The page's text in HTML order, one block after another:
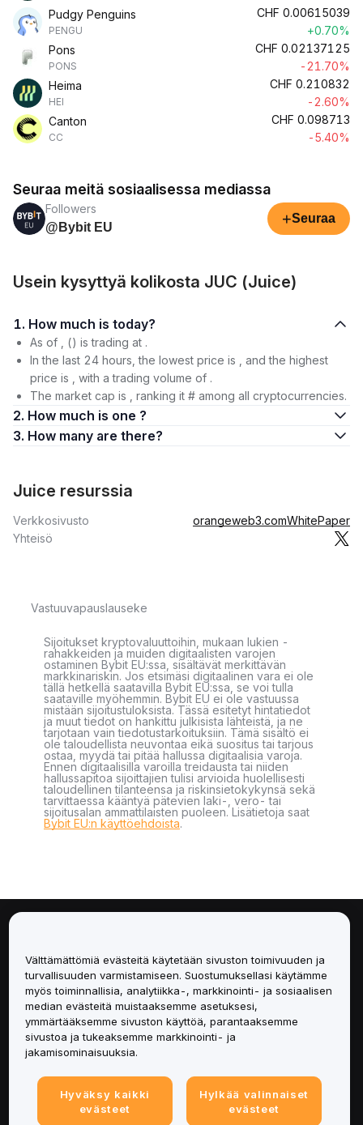
Pudgy Penguins
PENGU
CHF 0.00615039
+0.70%
Pons
PONS
CHF 0.02137125
-21.70%
Heima
HEI
CHF 0.210832
-2.60%
Canton
CC
CHF 0.098713
-5.40%
Seuraa meitä sosiaalisessa mediassa
Followers
@Bybit EU
+Seuraa
Usein kysyttyä kolikosta JUC (Juice)
1. How much is today?
As of , () is trading at .
In the last 24 hours, the lowest price is , and the highest
price is , with a trading volume of .
The market cap is , ranking it # among all cryptocurrencies.
2. How much is one ?
3. How many are there?
Juice resurssia
Verkkosivusto orangeweb3.comWhitePaper
Yhteisö
Vastuuvapauslauseke
Sijoitukset kryptovaluuttoihin, mukaan lukien -
rahakkeiden ja muiden digitaalisten varojen
ostaminen Bybit EU:ssa, sisältävät merkittävän
markkinariskin. Jos etsimäsi digitaalinen vara ei ole
tällä hetkellä saatavilla Bybit EU:ssa, se voi tulla
saataville myöhemmin. Bybit EU ei ole vastuussa
mistään sijoitustuloksista. Tässä esitetyt hintatiedot
ja muut tiedot on hankittu julkisista lähteistä, ja ne
tarjotaan vain tiedotustarkoituksiin. Tämä sisältö ei
ole taloudellista neuvontaa eikä suositus tai tarjous
ostaa, myydä tai pitää hallussa digitaalisia varoja.
Ennen digitaalisilla varoilla treidausta tai niiden
hallussapitoa sijoittajien tulisi arvioida huolellisesti
taloudellinen tilanteensa ja riskinsietokykynsä sekä
tarvittaessa kääntyä pätevien laki-, vero- tai
sijoitusalan ammattilaisten puoleen. Lisätietoja saat
Bybit EU:n käyttöehdoista.
Palvelut
Tuki
Tuotteet
Lakiasiat
Välttämättömiä evästeitä käytetään sivuston toimivuuden ja
turvallisuuden varmistamiseen. Suostumuksellasi käytämme
myös toiminnallisia, analytiikka-, markkinointi- ja sosiaalisen
median evästeitä muistaaksemme asetuksesi,
ymmärtääksemme sivuston käyttöä, parantaaksemme
sivustoa ja tukeaksemme markkinointi- ja
jakamisominaisuuksia.
Hyväksy kaikki
evästeet
Hylkää valinnaiset
evästeet